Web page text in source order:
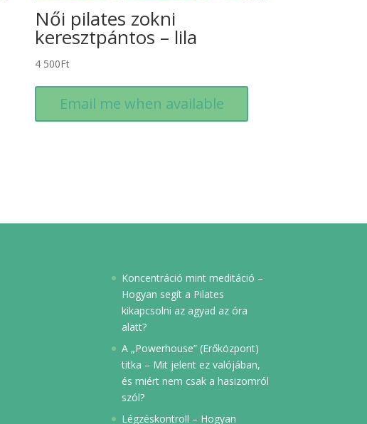
Női pilates zokni
keresztpántos – lila
4 500Ft
Email me when available
Koncentráció mint meditáció –
Hogyan segít a Pilates
kikapcsolni az agyad az óra
alatt?
A „Powerhouse” (Erőközpont)
titka – Mit jelent ez valójában,
és miért nem csak a hasizomról
szól?
Légzéskontroll – Hogyan